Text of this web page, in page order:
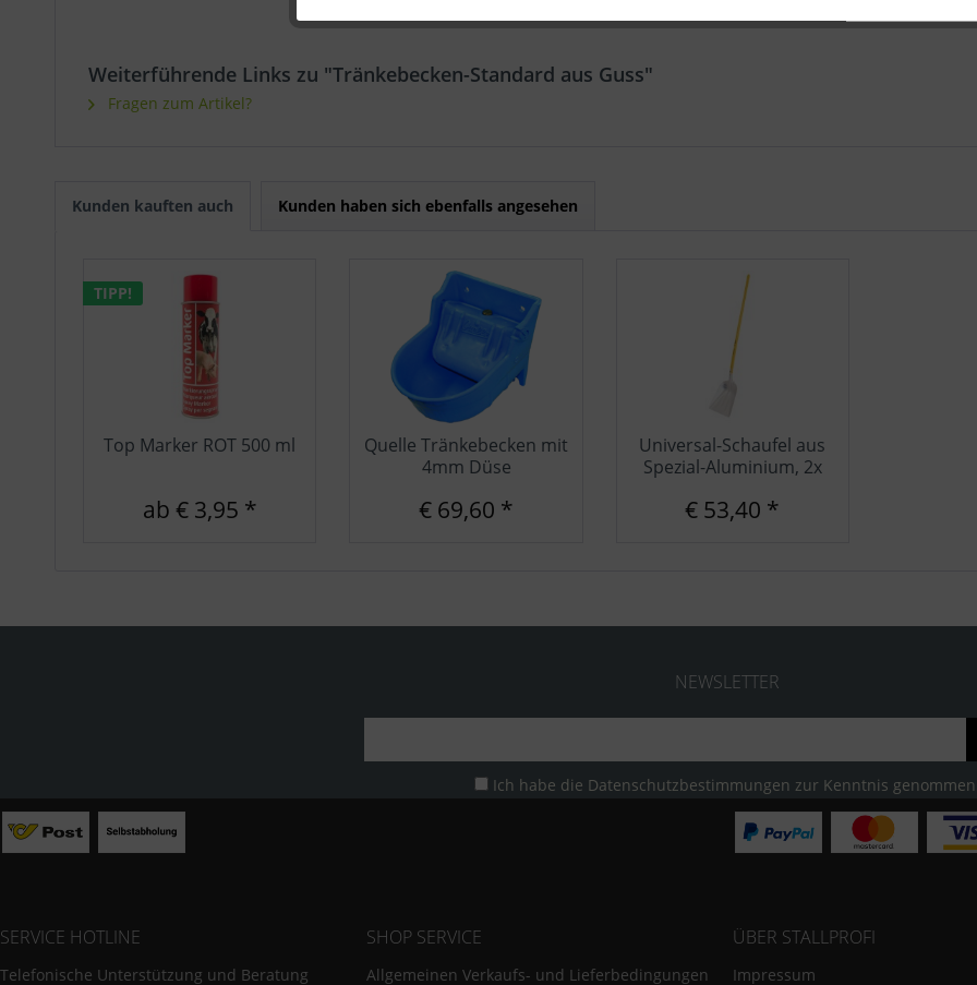
Weiterführende Links zu "Tränkebecken-Standard aus Guss"
Fragen zum Artikel?
Kunden kauften auch Kunden haben sich ebenfalls angesehen
TIPP!
Top Marker ROT 500 ml
ab € 3,95 *
Quelle Tränkebecken mit
4mm Düse
€ 69,60 *
Universal-Schaufel aus
Spezial-Aluminium, 2x
€ 53,40 *
NEWSLETTER
Ich habe die Datenschutzbestimmungen zur Kenntnis
SERVICE HOTLINE
Telefonische Unterstützung und Beratung
SHOP SERVICE
Allgemeinen Verkaufs- und Lieferbedingungen
ÜBER STALLPROFI
Impressum
Sonstige